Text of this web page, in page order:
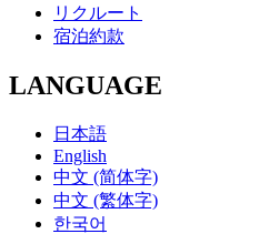
リクルート
宿泊約款
LANGUAGE
日本語
English
中文 (简体字)
中文 (繁体字)
한국어